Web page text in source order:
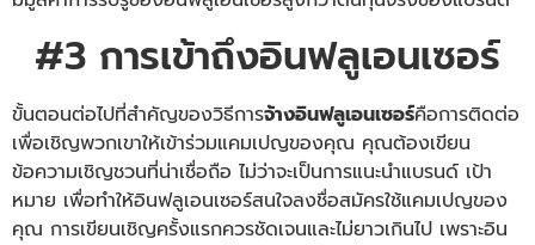
#3 การเข้าถึงอินฟลูเอนเซอร์
ขั้นตอนต่อไปที่สำคัญของวิธีการจ้างอินฟลูเอนเซอร์คือการติดต่อ
เพื่อเชิญพวกเขาให้เข้าร่วมแคมเปญของคุณ คุณต้องเขียน
ข้อความเชิญชวนที่น่าเชื่อถือ ไม่ว่าจะเป็นการแนะนำแบรนด์ เป้า
หมาย เพื่อทำให้อินฟลูเอนเซอร์สนใจลงชื่อสมัครใช้แคมเปญของ
คุณ การเขียนเชิญครั้งแรกควรชัดเจนและไม่ยาวเกินไป เพราะอิน